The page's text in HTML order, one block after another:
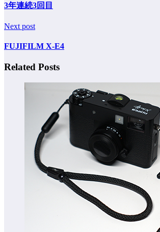
3年連続3回目
Next post
FUJIFILM X-E4
Related Posts